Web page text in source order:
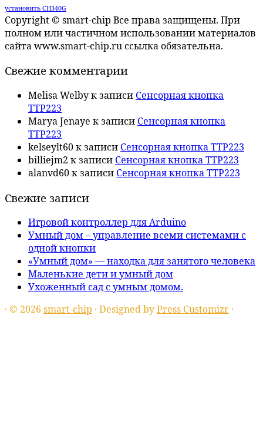
установить CH340G
Copyright © smart-chip Все права защищены. При
полном или частичном использовании материалов
сайта www.smart-chip.ru ссылка обязательна.
Свежие комментарии
Melisa Welbyк записи Сенсорная кнопка
TTP223
Marya Jenaye к записи Сенсорная кнопка
TTP223
kelseylt60к записи Сенсорная кнопка TTP223
billiejm2 к записи Сенсорная кнопка TTP223
alanvd60к записи Сенсорная кнопка TTP223
Свежие записи
Игровой контроллер для Arduino
Умный дом – управление всеми системами с
одной кнопки
«Умный дом» — находка для занятого человека
Маленькие дети и умный дом
Ухоженный сад с умным домом.
· © 2026 smart-chip · Designed byPress Customizr ·